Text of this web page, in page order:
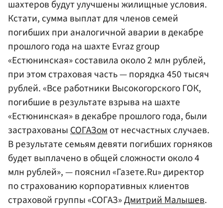
шахтеров будут улучшены жилищные условия.
Кстати, сумма выплат для членов семей
погибших при аналогичной аварии в декабре
прошлого года на шахте Evraz group
«Естюнинская» составила около 2 млн рублей,
при этом страховая часть — порядка 450 тысяч
рублей. «Все работники Высокогорского ГОК,
погибшие в результате взрыва на шахте
«Естюнинская» в декабре прошлого года, были
застрахованыСОГАЗомот несчастных случаев.
В результате семьям девяти погибших горняков
будет выплачено в общей сложности около 4
млн рублей», — пояснил «Газете.Ru» директор
по страхованию корпоративных клиентов
страховой группы «СОГАЗ»Дмитрий Малышев.